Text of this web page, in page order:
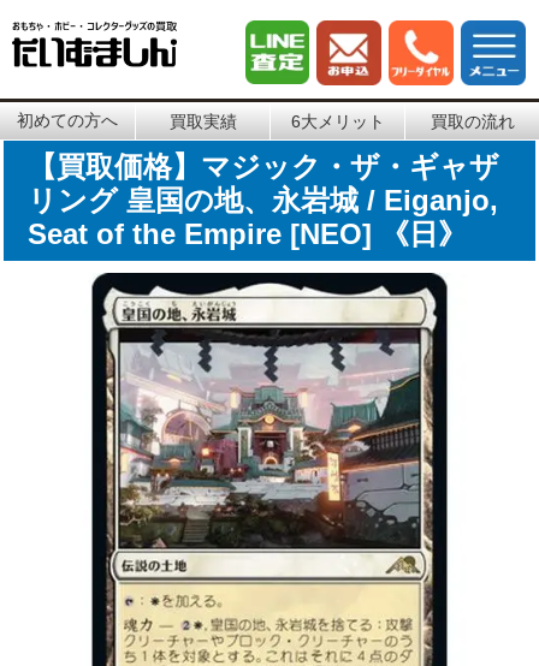
初めての方へ 買取実績 6大メリット 買取の流れ
【買取価格】マジック・ザ・ギャザ
リング 皇国の地、永岩城 / Eiganjo,
Seat of the Empire [NEO] 《日》